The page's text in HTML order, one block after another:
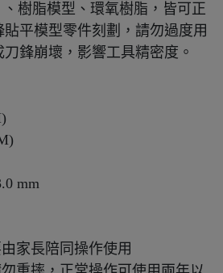
樹脂模型、環氧樹脂，皆可正
平模型零件刻劃，請勿過度用
鋒崩壞，影響工具精密度。
mm
家長陪同操作使用